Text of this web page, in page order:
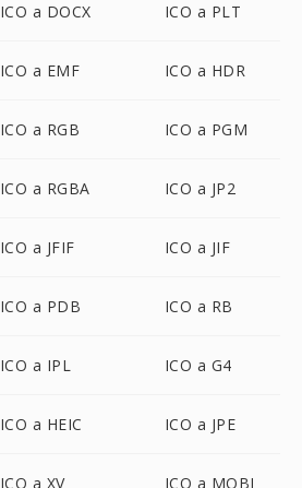
ICO a DOCX ICO a PLT
ICO a EMF ICO a HDR
ICO a RGB ICO a PGM
ICO a RGBA ICO a JP2
ICO a JFIF ICO a JIF
ICO a PDB ICO a RB
ICO a IPL ICO a G4
ICO a HEIC ICO a JPE
ICO a XV ICO a MOBI